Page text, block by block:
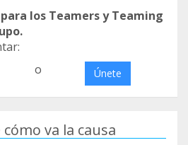
los Teamers y Teaming
o Únete
va la causa